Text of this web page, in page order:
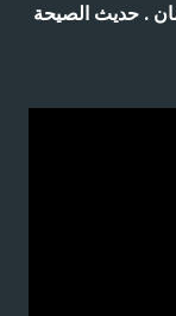
. حديث الصيحة